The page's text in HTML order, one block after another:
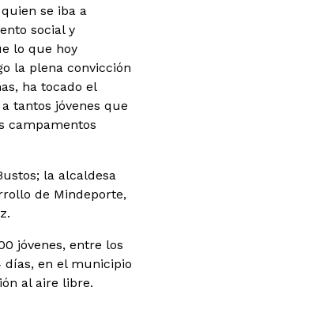
se iba a
social y
lo que hoy
la plena convicción
ha tocado el
tantos jóvenes que
campamentos
la alcaldesa
de Mindeporte,
jóvenes, entre los
días, en el municipio
al aire libre.